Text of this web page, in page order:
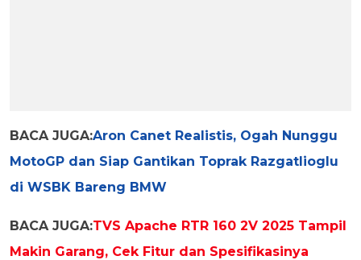
BACA JUGA:Aron Canet Realistis, Ogah Nunggu
MotoGP dan Siap Gantikan Toprak Razgatlioglu
di WSBK Bareng BMW
BACA JUGA:TVS Apache RTR 160 2V 2025 Tampil
Makin Garang, Cek Fitur dan Spesifikasinya